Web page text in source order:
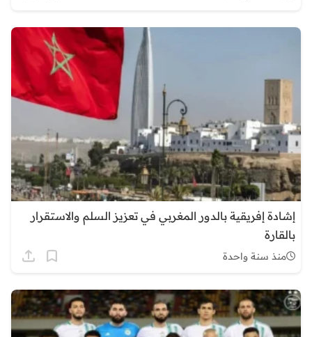
إشادة إفريقية بالدور المغربي في تعزيز السلم والاستقرار
بالقارة
منذ سنة واحدة